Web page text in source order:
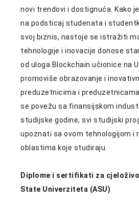
novi trendovi i dostignuća. Kako
na podsticaj studenata i
svoj biznis, nastoje se istražiti
tehnologije i inovacije donose
od uloga Blockchain učionice na
promoviše obrazovanje i
preduzetnicima i
se povežu sa finansijskom
studijske godine, svi studijski
upoznati sa ovom tehnologijom i
oblastima koje studiraju.
Diplome i sertifikati za
State Univerziteta (ASU)